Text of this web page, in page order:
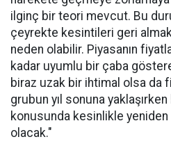
ilginç bir teori mevcut. Bu
çeyrekte kesintileri geri
neden olabilir. Piyasanın
kadar uyumlu bir çaba
biraz uzak bir ihtimal olsa da
grubun yıl sonuna
konusunda kesinlikle
olacak."